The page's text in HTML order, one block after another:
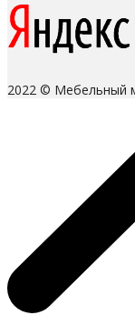
2022 © Мебельный